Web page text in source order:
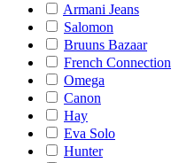
Armani Jeans
Salomon
Bruuns Bazaar
French Connection
Omega
Canon
Hay
Eva Solo
Hunter